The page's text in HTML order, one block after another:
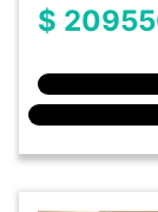
$